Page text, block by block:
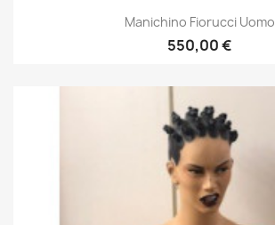
Manichino Fiorucci Uomo
550,00 €